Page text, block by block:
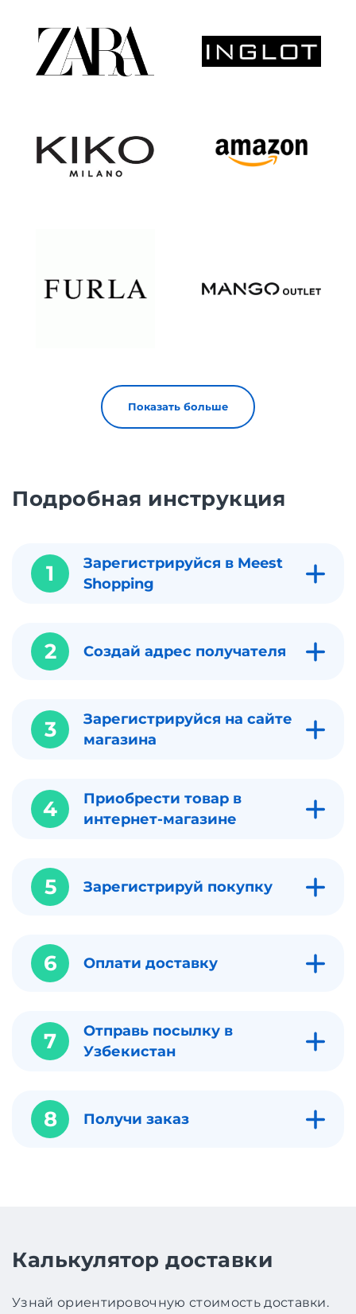
Показать больше
Подробная инструкция
1
Зарегистрируйся в Meest
Shopping
2 Создай адрес получателя
3
Зарегистрируйся на сайте
магазина
4
Приобрести товар в
интернет-магазине
5 Зарегистрируй покупку
6 Оплати доставку
7
Отправь посылку в
Узбекистан
8 Получи заказ
Калькулятор доставки
Узнай ориентировочную стоимость доставки.